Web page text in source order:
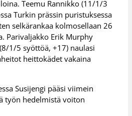
Teemu Rannikko (11/1/3
Turkin prässin puristuksessa
selkärankaa kolmosellaan 26
Parivaljakko Erik Murphy
1/5 syöttöä, +17) naulasi
heittokädet vakaina
Susijengi pääsi viimein
työn hedelmistä voiton